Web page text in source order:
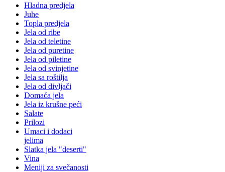
Hladna predjela
Juhe
Topla predjela
Jela od ribe
Jela od teletine
Jela od puretine
Jela od piletine
Jela od svinjetine
Jela sa roštilja
Jela od divljači
Domaća jela
Jela iz krušne peći
Salate
Prilozi
Umaci i dodaci
jelima
Slatka jela "deserti"
Vina
Meniji za svečanosti